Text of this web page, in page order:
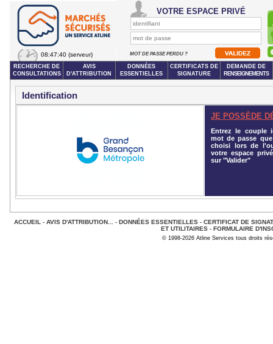
08:47:40 (serveur)
VOTRE ESPACE PRIVÉ
MOT DE PASSE PERDU ?
RECHERCHE DE
CONSULTATIONS
AVIS
D'ATTRIBUTION
DONNÉES
ESSENTIELLES
CERTIFICATS DE
SIGNATURE
DEMANDE DE
RENSEIGNEMENTS
Identification
JE POSSÈDE
Entrez le couple
mot de passe
choisi lors de
votre espace
sur "Valider"
ACCUEIL - AVIS D'ATTRIBUTION... - DONNÉES ESSENTIELLES- CERTIFICAT DE
ET UTILITAIRES - FORMULAIRE
© 1998-2026 Atline Services tous droits